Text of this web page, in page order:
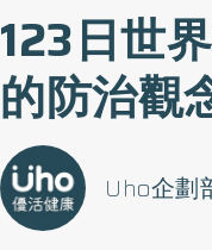
123日世
的防治觀
Uho企劃